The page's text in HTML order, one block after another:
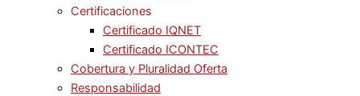
Certificaciones
Certificado IQNET
Certificado ICONTEC
Cobertura y Pluralidad Oferta
Responsabilidad